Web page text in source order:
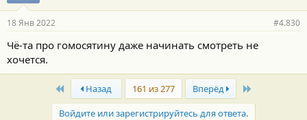
18 Янв 2022 #4.830
Чё-та про гомосятину даже начинать смотреть не
хочется.
First Назад 161 из 277 Вперёд
Войдите или зарегистрируйтесь для ответа.